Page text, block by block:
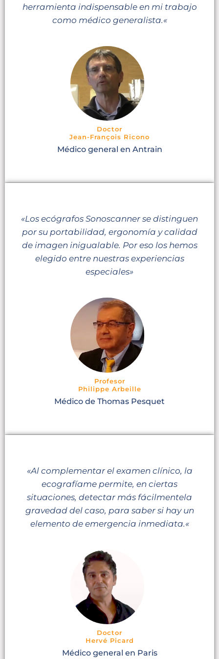
herramienta indispensableen mi trabajo
como médico generalista.«
Doctor
Jean-François Ricono
Médico general en Antrain
«Los ecógrafos Sonoscanner se distinguen
por su portabilidad, ergonomía y calidad
de imagen inigualable. Por eso los hemos
elegido entre nuestras experiencias
especiales»
Profesor
Philippe Arbeille
Médico de Thomas Pesquet
«Al complementar el examen clínico, la
ecografíame permite, en ciertas
situaciones, detectar más fácilmentela
gravedad del caso, para saber si hay un
elemento de emergencia inmediata.«
Doctor
Hervé Picard
Médico general en Paris